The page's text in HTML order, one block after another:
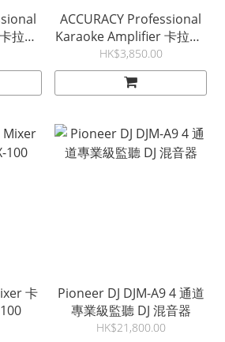
拉OK
ACCURACY Professional
Karaoke Amplifier 卡拉OK
擴音機 KA-150D
HK$3,850.00
卡
Pioneer DJ DJM-A9 4 通道
專業級監聽 DJ 混音器
HK$21,800.00